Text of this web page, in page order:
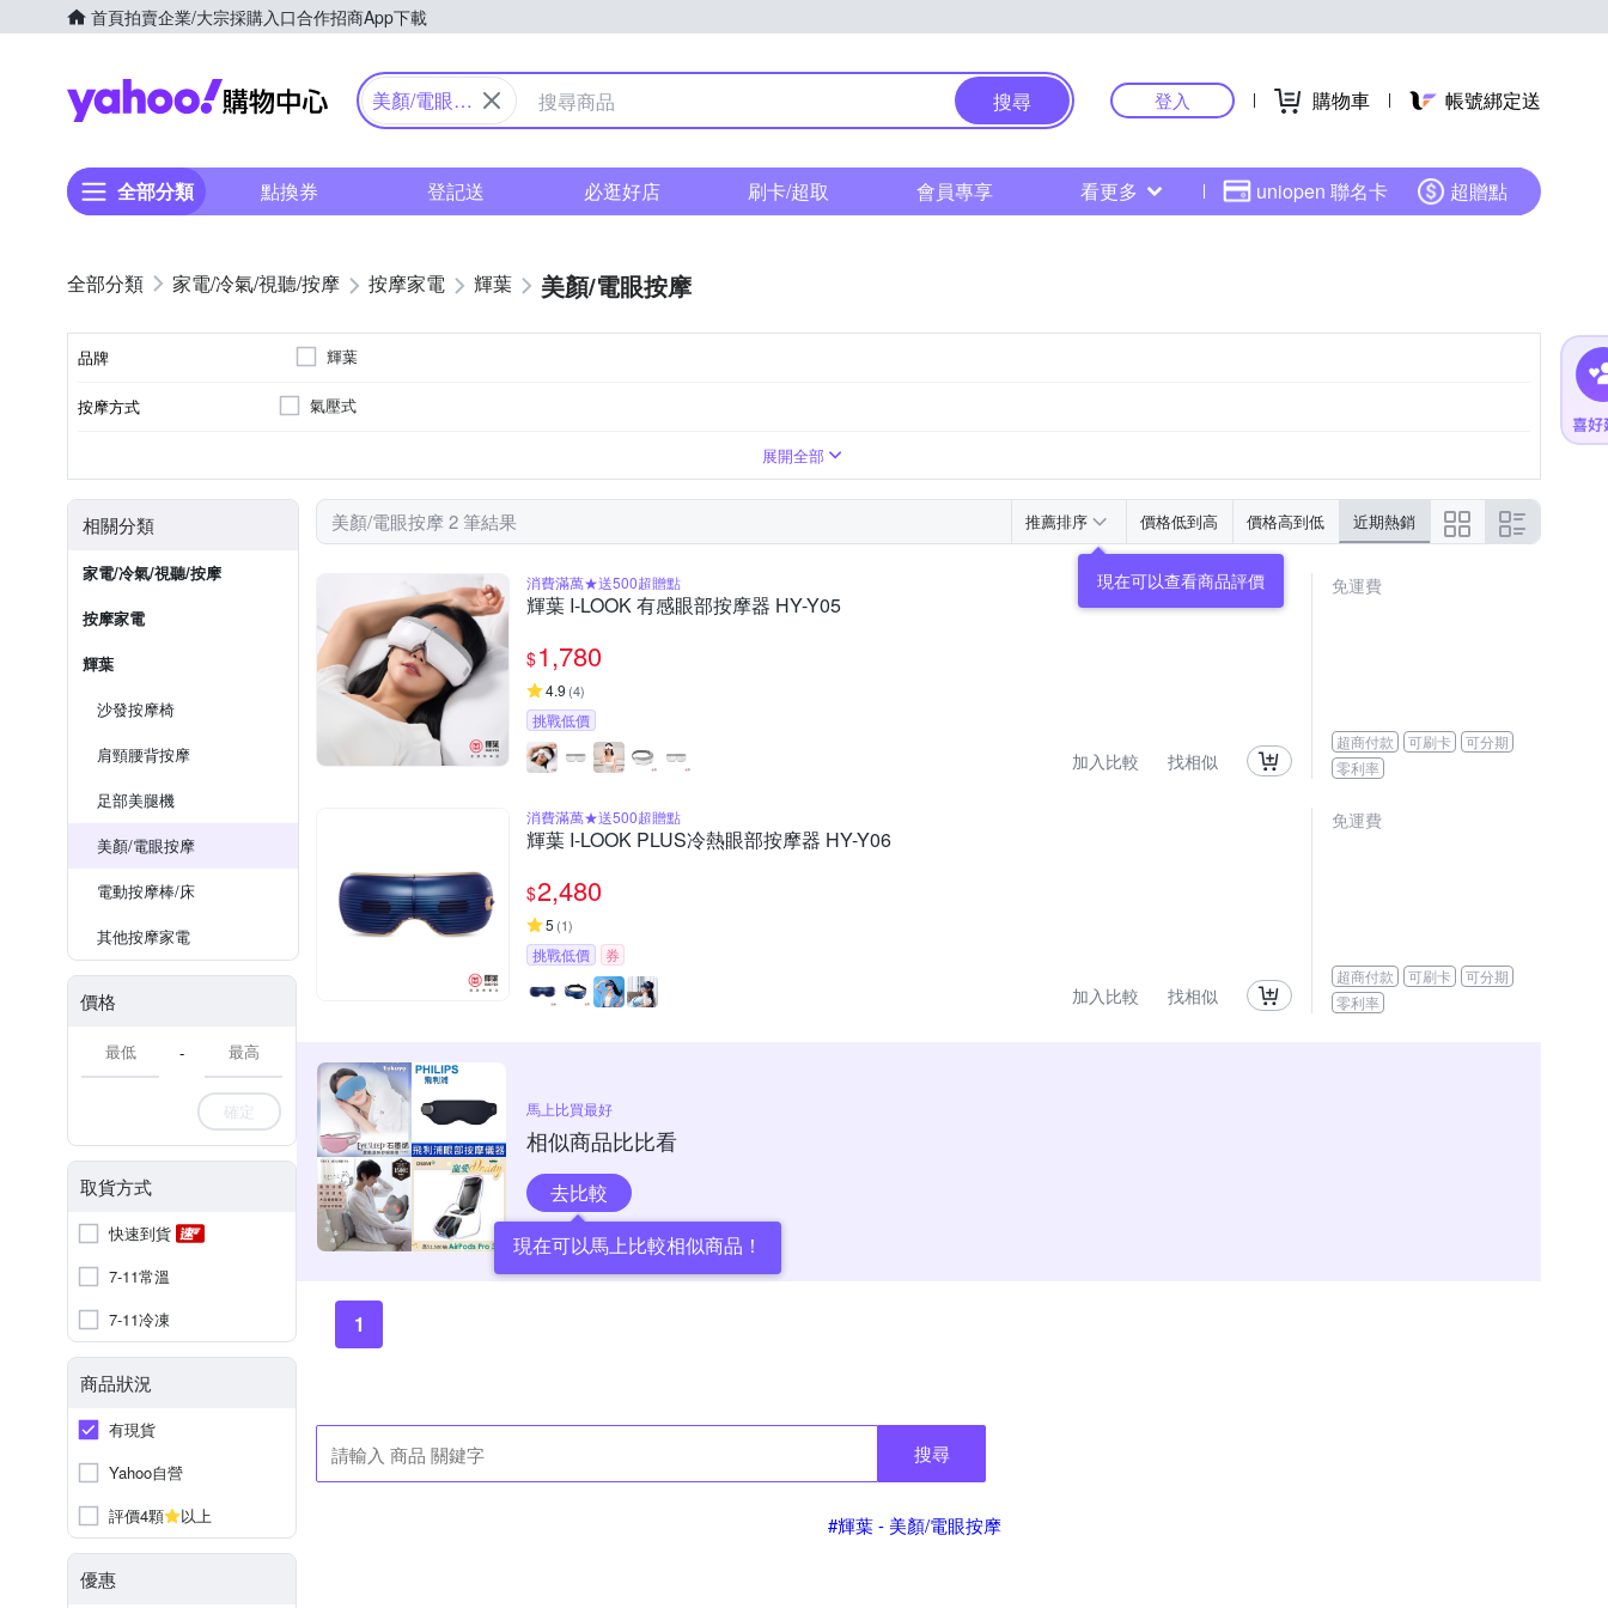
首頁拍賣企業/大宗採購入口合作招商App下載
Yahoo購物中心
美顏/電眼按
搜尋 登入 購物車 帳號綁定送
全部分類 點換券 登記送 必逛好店 刷卡/超取 會員專享 看更多 uniopen 聯名卡 超贈點
家電/冷氣/視聽/按摩 按摩家電 輝葉 美顏/電眼按摩
品牌 輝葉
按摩方式 氣壓式
展開全部
相關分類
家電/冷氣/視聽/按摩
按摩家電
輝葉
沙發按摩椅
肩頸腰背按摩
足部美腿機
美顏/電眼按摩
電動按摩棒/床
其他按摩家電
價格
-
確定
取貨方式
快速到貨
7-11常溫
7-11冷凍
商品狀況
有現貨
Yahoo自營
評價4顆
以上
優惠
美顏/電眼按摩 2 筆結果 推薦排序 價格低到高 價格高到低 近期熱銷
現在可以查看商品評價
消費滿萬★送500超贈點
輝葉 I-LOOK 有感眼部按摩器 HY-Y05
$1,780
4.9 (4)
挑戰低價
加入比較 找相似
免運費
超商付款 可刷卡
可分期
零利率
消費滿萬★送500超贈點
輝葉 I-LOOK PLUS冷熱眼部按摩器 HY-Y06
$2,480
5 (1)
挑戰低價 券
加入比較 找相似
免運費
超商付款 可刷卡
可分期
零利率
馬上比買最好
相似商品比比看
去比較
現在可以馬上比較相似商品！
1
搜尋
#輝葉 - 美顏/電眼按摩